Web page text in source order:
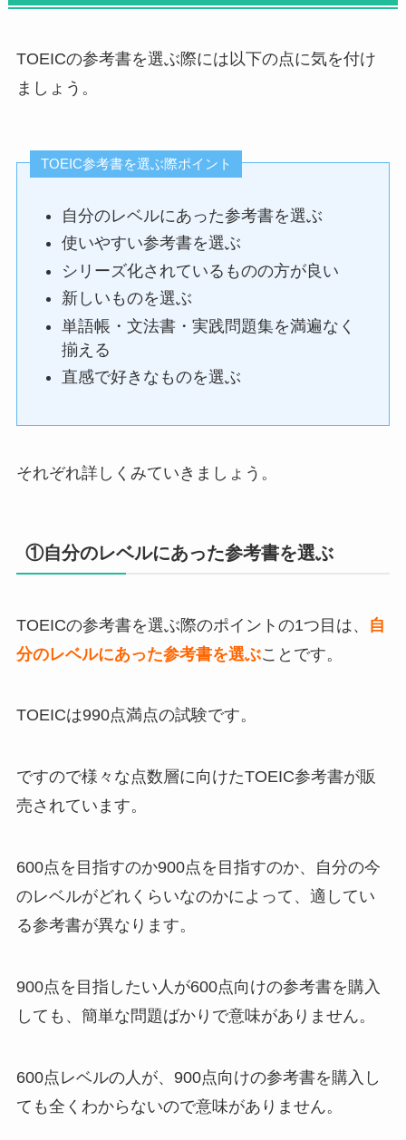
TOEICの参考書を選ぶ際には以下の点に気を付け
ましょう。
TOEIC参考書を選ぶ際ポイント
自分のレベルにあった参考書を選ぶ
使いやすい参考書を選ぶ
シリーズ化されているものの方が良い
新しいものを選ぶ
単語帳・文法書・実践問題集を満遍なく
揃える
直感で好きなものを選ぶ
それぞれ詳しくみていきましょう。
①自分のレベルにあった参考書を選ぶ
TOEICの参考書を選ぶ際のポイントの1つ目は、
自
分のレベルにあった参考書を選ぶことです。
TOEICは990点満点の試験です。
ですので様々な点数層に向けたTOEIC参考書が販
売されています。
600点を目指すのか900点を目指すのか、自分の今
のレベルがどれくらいなのかによって、適してい
る参考書が異なります。
900点を目指したい人が600点向けの参考書を購入
しても、簡単な問題ばかりで意味がありません。
600点レベルの人が、900点向けの参考書を購入し
ても全くわからないので意味がありません。